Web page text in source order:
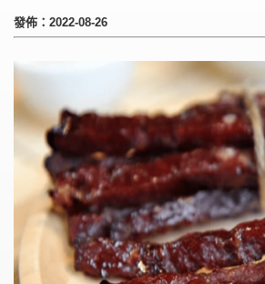
發佈：2022-08-26